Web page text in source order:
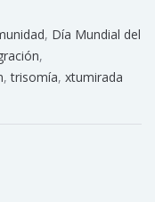
, Día Mundial del
,
,trisomía, xtumirada